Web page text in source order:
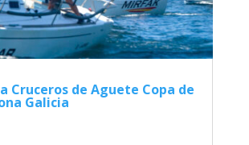
Cruceros de Aguete Copa de
Galicia